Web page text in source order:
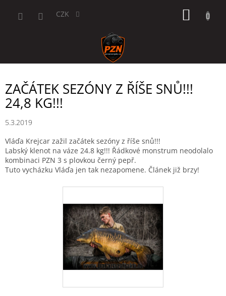
CZK
ZAČÁTEK SEZÓNY Z ŘÍŠE SNŮ!!!
24,8 KG!!!
5.3.2019
Vláďa Krejcar zažil začátek sezóny z říše snů!!!
Labský klenot na váze 24.8 kg!!! Řádkové monstrum neodolalo
kombinaci PZN 3 s plovkou černý pepř.
Tuto vycházku Vláďa jen tak nezapomene. Článek již brzy!